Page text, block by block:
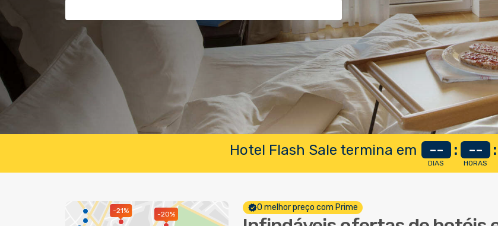
Hotel Flash Sale termina em --
DIAS
: --
HORAS
:
-21% -20%
O melhor preço com Prime